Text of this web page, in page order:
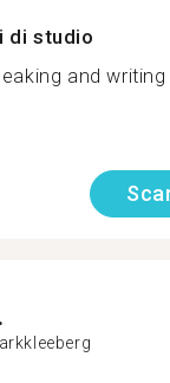
di studio
and writing